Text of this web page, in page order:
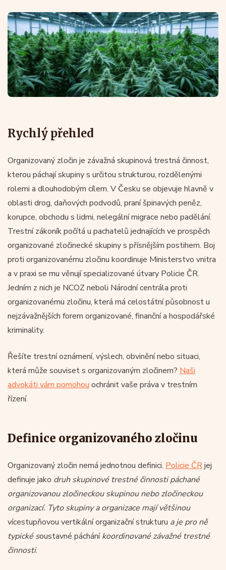
Rychlý přehled
Organizovaný zločin je závažná skupinová trestná činnost,
kterou páchají skupiny s určitou strukturou, rozdělenými
rolemi a dlouhodobým cílem. V Česku se objevuje hlavně v
oblasti drog, daňových podvodů, praní špinavých peněz,
korupce, obchodu s lidmi, nelegální migrace nebo padělání.
Trestní zákoník počítá u pachatelů jednajících ve prospěch
organizované zločinecké skupiny s přísnějším postihem. Boj
proti organizovanému zločinu koordinuje Ministerstvo vnitra
a v praxi se mu věnují specializované útvary Policie ČR.
Jedním z nich je NCOZ neboli Národní centrála proti
organizovanému zločinu, která má celostátní působnost u
nejzávažnějších forem organizované, finanční a hospodářské
kriminality.
Řešíte trestní oznámení, výslech, obvinění nebo situaci,
která může souviset s organizovaným zločinem? Naši
advokáti vám pomohou ochránit vaše práva v trestním
řízení.
Definice organizovaného zločinu
Organizovaný zločin nemá jednotnou definici. Policie ČRjej
definuje jako druh skupinové trestné činnosti páchané
organizovanou zločineckou skupinou nebo zločineckou
organizací. Tyto skupiny a organizace mají většinou
vícestupňovou vertikální organizační strukturu a je pro ně
typické soustavné pácháníkoordinované závažné trestné
činnosti.